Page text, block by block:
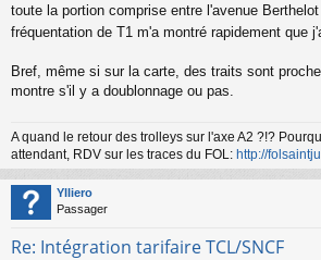
toute la portion comprise entre l'avenue
fréquentation de T1 m'a montré rapidement que
Bref, même si sur la carte, des traits sont
montre s'il y a doublonnage ou pas.
A quand le retour des trolleys sur l'axe A2 ?!?
attendant, RDV sur les traces du FOL: http://
Ylliero
Passager
Re: Intégration tarifaire TCL/SNCF